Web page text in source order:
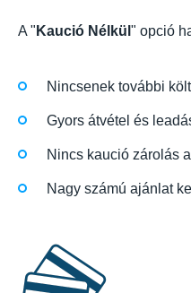
A " Kaució Nélkül " opció
Nincsenek további
Gyors átvétel és
Nincs kaució zárolás
Nagy számú ajánlat